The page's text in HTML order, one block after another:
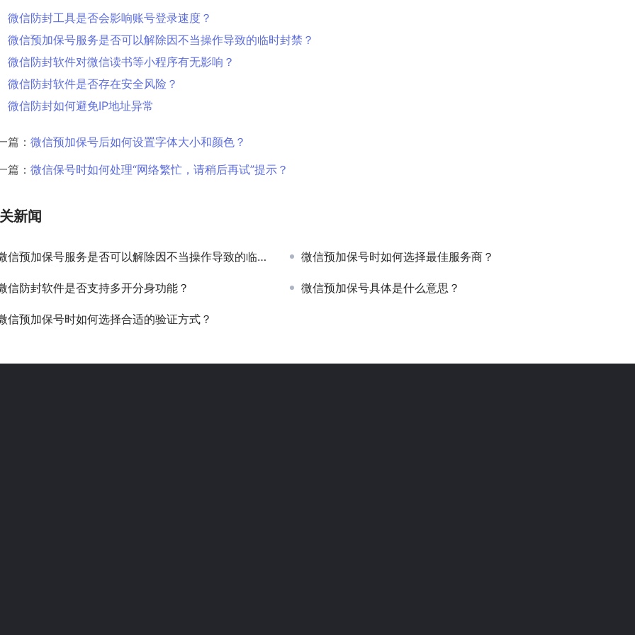
微信防封工具是否会影响账号登录速度？
微信预加保号服务是否可以解除因不当操作导致的临时封禁？
微信防封软件对微信读书等小程序有无影响？
微信防封软件是否存在安全风险？
微信防封如何避免IP地址异常
篇： 微信预加保号后如何设置字体大小和颜色？
篇： 微信保号时如何处理“网络繁忙，请稍后再试”提示？
新闻
信预加保号服务是否可以解除因不当操作导致的临时封禁？ 微信预加保号时如何选择最佳服务商？
信防封软件是否支持多开分身功能？ 微信预加保号具体是什么意思？
信预加保号时如何选择合适的验证方式？